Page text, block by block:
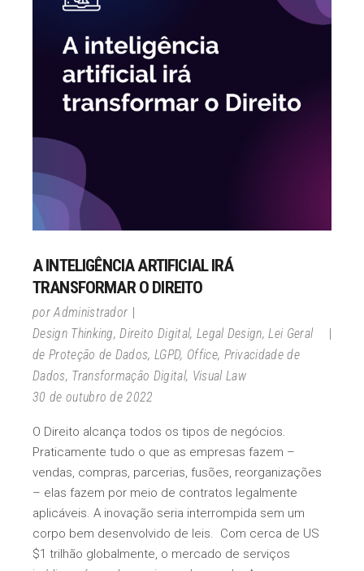
A INTELIGÊNCIA ARTIFICIAL IRÁ
TRANSFORMAR O DIREITO
porAdministrador
Design Thinking,Direito Digital, Legal Design,Lei Geral
de Proteção de Dados,LGPD, Office, Privacidade de
Dados, Transformação Digital, Visual Law
30 de outubro de 2022
O Direito alcança todos os tipos de negócios.
Praticamente tudo o que as empresas fazem –
vendas, compras, parcerias, fusões, reorganizações
– elas fazem por meio de contratos legalmente
aplicáveis. A inovação seria interrompida sem um
corpo bem desenvolvido de leis. Com cerca de US
$1 trilhão globalmente, o mercado de serviços